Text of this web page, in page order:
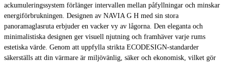
ackumuleringssystem förlänger intervallen mellan påfyllningar och minskar
energiförbrukningen. Designen av NAVIA G H med sin stora
panoramaglasruta erbjuder en vacker vy av lågorna. Den eleganta och
minimalistiska designen ger visuell njutning och framhäver varje rums
estetiska värde. Genom att uppfylla strikta ECODESIGN-standarder
säkerställs att din värmare är miljövänlig, säker och ekonomisk, vilket gör